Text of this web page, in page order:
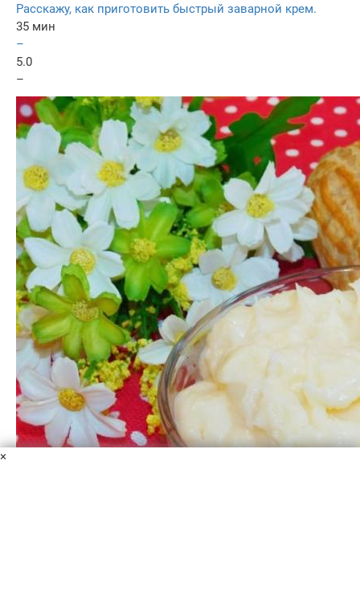
Расскажу, как приготовить быстрый заварной крем.
35 мин
–
5.0
–
×